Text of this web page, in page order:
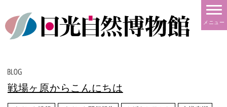
メニュー
戦場ヶ原からこんにちは